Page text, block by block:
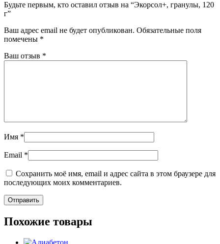
Будьте первым, кто оставил отзыв на “Экорсол+, гранулы, 120
г”
Ваш адрес email не будет опубликован. Обязательные поля
помечены *
Ваш отзыв *
Имя *
Email *
Сохранить моё имя, email и адрес сайта в этом браузере для
последующих моих комментариев.
Похожие товары